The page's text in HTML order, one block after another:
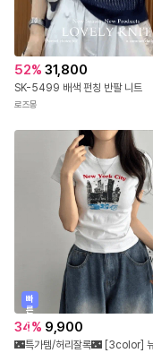
52% 31,800
SK-5499 배색 펀칭 반팔 니트
로즈몽
빠
른
출
발
34% 9,900